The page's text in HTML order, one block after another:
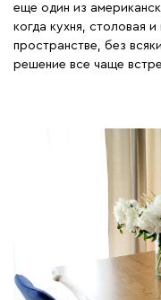
еще один из
когда кухня, столовая
пространстве, без
решение все чаще